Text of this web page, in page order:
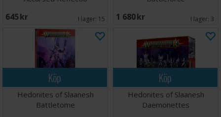
645 SEK I lager: 15 1 680 SEK I lager: 3
Köp
Hedonites of Slaanesh
Battletome
Köp
Hedonites of Slaanesh
Daemonettes